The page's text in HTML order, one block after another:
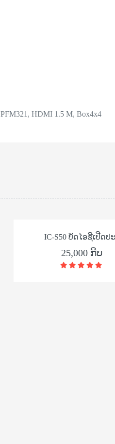
PFM321, HDMI 1.5 M, Box4x4
IC-S50 ບັດໄອຊີເປີດປະຕູ
25,000 ກີບ